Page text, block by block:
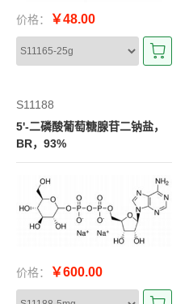
价格： ￥48.00
S11188
5'-二磷酸葡萄糖腺苷二钠盐，
BR，93%
价格： ￥600.00